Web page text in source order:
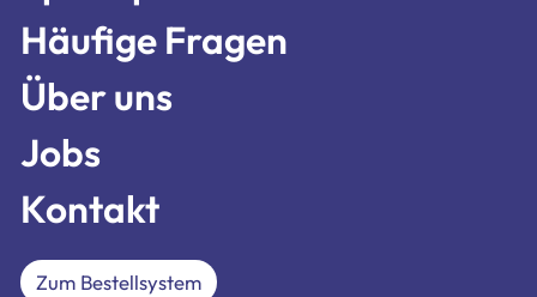
Häufige Fragen
Über uns
Jobs
Kontakt
Häufige Fragen
Über uns
Jobs
Kontakt
Zum Bestellsystem